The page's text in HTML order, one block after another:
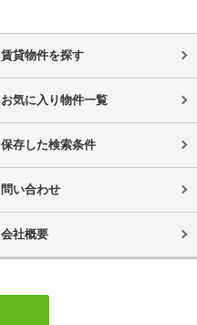
賃貸物件を探す
お気に入り物件一覧
保存した検索条件
問い合わせ
会社概要